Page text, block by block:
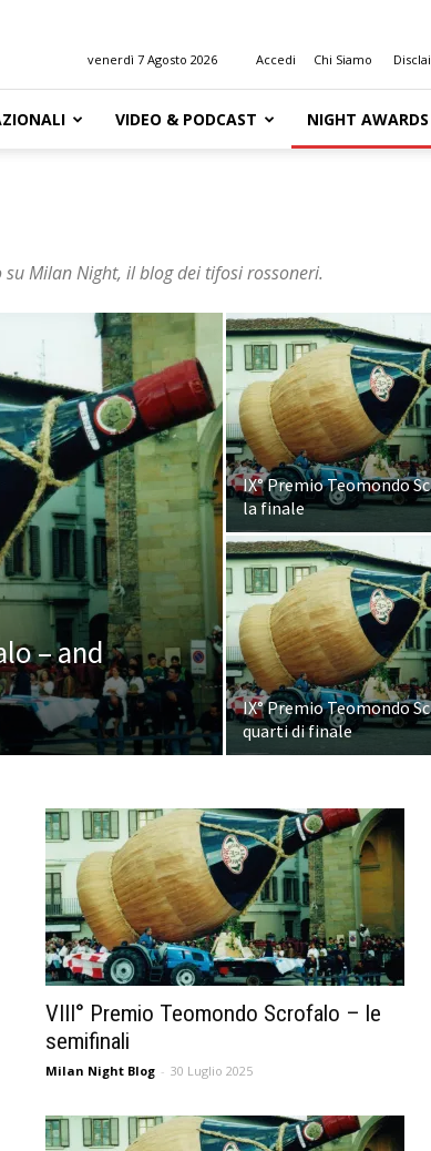
venerdì 7 Agosto 2026 Accedi Chi Siamo
VIDEO & PODCAST NIGHT AWARDS
Milan Night, il blog dei tifosi rossoneri.
– and
IX° Premio Teomondo
la finale
IX° Premio Teomondo
quarti di finale
VIII° Premio Teomondo Scrofalo – le
semifinali
Milan Night Blog - 30 Luglio 2025